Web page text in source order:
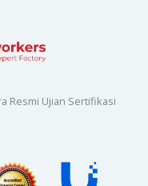
Resmi Ujian Sertifikasi